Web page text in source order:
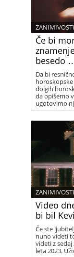
Če bi
besedo
ZANIMIVOSTI
Da bi
dolgih
da opišemo
ugotovimo
Preverite,
Video
bi bil
ZANIMIVOSTI
Če ste
nuno videti
videti z
leta 2023.